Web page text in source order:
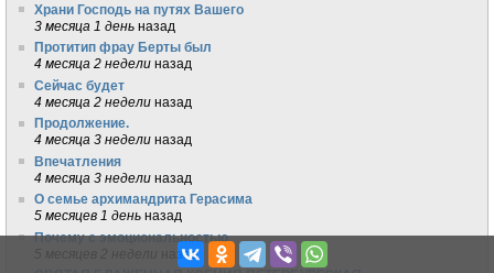
Храни Господь на путях Вашего
3 месяца 1 день назад
Протитип фрау Берты был
4 месяца 2 недели назад
Сейчас будет
4 месяца 2 недели назад
Продолжение.
4 месяца 3 недели назад
Впечатления
4 месяца 3 недели назад
О семье архимандрита Герасима
5 месяцев 1 день назад
Почему с эмоциональностью
назад